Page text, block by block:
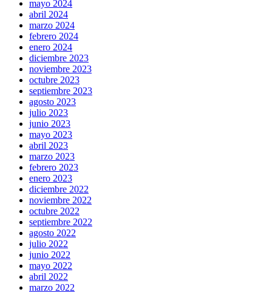
mayo 2024
abril 2024
marzo 2024
febrero 2024
enero 2024
diciembre 2023
noviembre 2023
octubre 2023
septiembre 2023
agosto 2023
julio 2023
junio 2023
mayo 2023
abril 2023
marzo 2023
febrero 2023
enero 2023
diciembre 2022
noviembre 2022
octubre 2022
septiembre 2022
agosto 2022
julio 2022
junio 2022
mayo 2022
abril 2022
marzo 2022